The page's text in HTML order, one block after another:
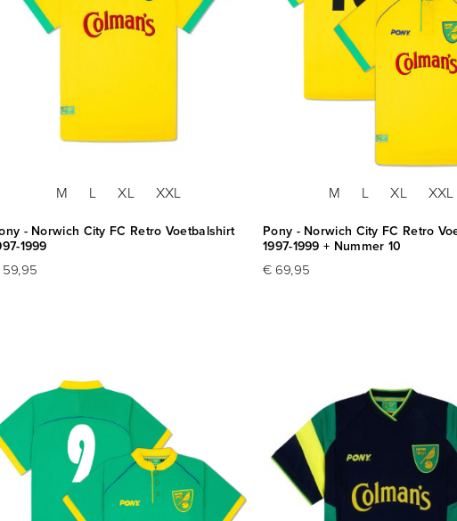
M L XL XXL
- Norwich City FC Retro Voetbalshirt
1999
M L XL XXL
Pony - Norwich City FC Retro
1997-1999 + Nummer 10
€ 69,95